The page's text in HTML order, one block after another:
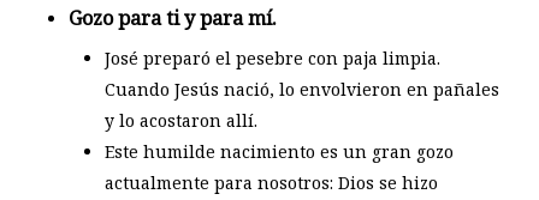
Gozo para ti y para mí.
José preparó el pesebre con paja limpia.
Cuando Jesús nació, lo envolvieron en pañales
y lo acostaron allí.
Este humilde nacimiento es un gran gozo
actualmente para nosotros: Dios se hizo